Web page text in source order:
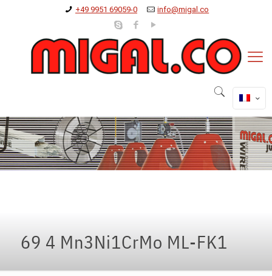
+49 9951 69059-0 info@migal.co
69 4 Mn3Ni1CrMo ML-FK1